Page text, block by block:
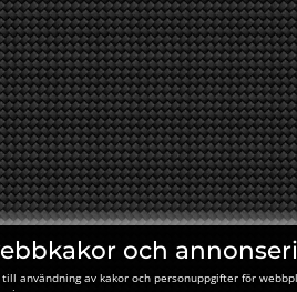
och
användning av kakor och personuppgifter för